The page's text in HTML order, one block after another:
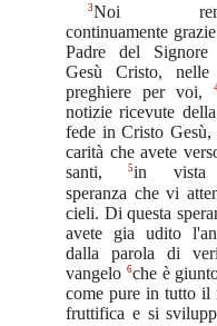
3Noi
continuamente
Padre del Signore
Gesù Cristo, nelle
preghiere per voi,
notizie ricevute
fede in Cristo Gesù,
carità che avete
santi,5in vista
speranza che vi
cieli. Di questa
avete gia udito
dalla parola di
vangelo 6che è
come pure in tutto il
fruttifica e si